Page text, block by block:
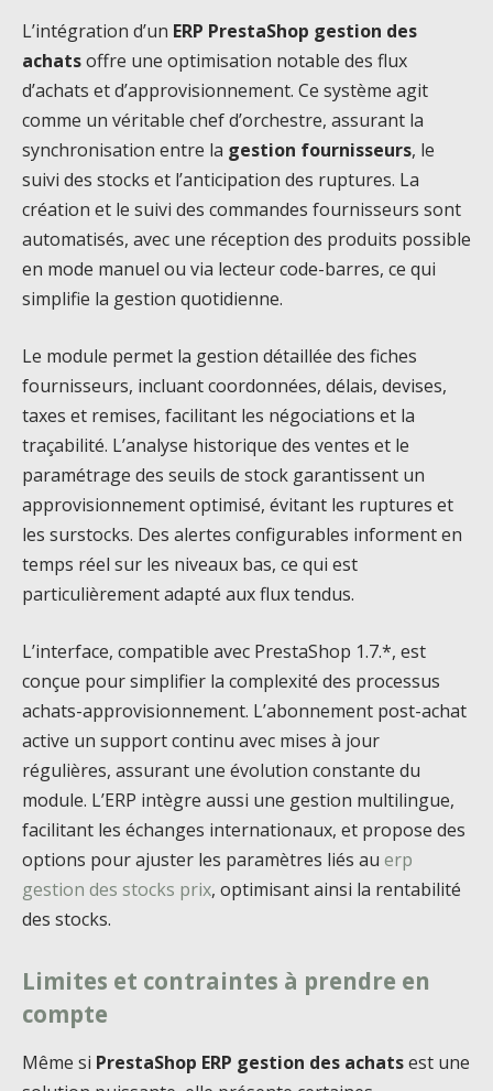
L’intégration d’un ERP PrestaShop gestion des
achatsoffre une optimisation notable des flux
d’achats et d’approvisionnement. Ce système agit
comme un véritable chef d’orchestre, assurant la
synchronisation entre la gestion fournisseurs, le
suivi des stocks et l’anticipation des ruptures. La
création et le suivi des commandes fournisseurs sont
automatisés, avec une réception des produits possible
en mode manuel ou via lecteur code-barres, ce qui
simplifie la gestion quotidienne.
Le module permet la gestion détaillée des fiches
fournisseurs, incluant coordonnées, délais, devises,
taxes et remises, facilitant les négociations et la
traçabilité. L’analyse historique des ventes et le
paramétrage des seuils de stock garantissent un
approvisionnement optimisé, évitant les ruptures et
les surstocks. Des alertes configurables informent en
temps réel sur les niveaux bas, ce qui est
particulièrement adapté aux flux tendus.
L’interface, compatible avec PrestaShop 1.7.*, est
conçue pour simplifier la complexité des processus
achats-approvisionnement. L’abonnement post-achat
active un support continu avec mises à jour
régulières, assurant une évolution constante du
module. L’ERP intègre aussi une gestion multilingue,
facilitant les échanges internationaux, et propose des
options pour ajuster les paramètres liés au erp
gestion des stocks prix, optimisant ainsi la rentabilité
des stocks.
Limites et contraintes à prendre en
compte
Même si PrestaShop ERP gestion des achatsest une